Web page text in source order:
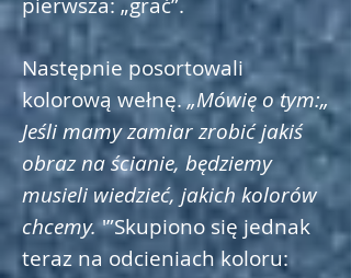
Następnie posortowali
kolorową wełnę.„Mówię o tym:„
Jeśli mamy zamiar zrobić jakiś
obraz na ścianie, będziemy
musieli wiedzieć, jakich kolorów
chcemy.'”Skupiono się jednak
teraz na odcieniach koloru: